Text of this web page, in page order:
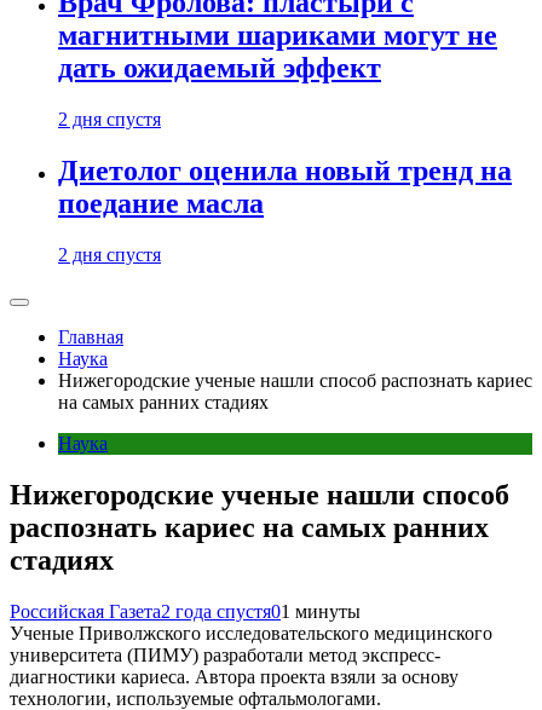
магнитными шариками могут не
дать ожидаемый эффект
2 дня спустя
Диетолог оценила новый тренд на
поедание масла
2 дня спустя
Главная
Наука
Нижегородские ученые нашли способ распознать кариес
на самых ранних стадиях
Наука
Нижегородские ученые нашли способ
распознать кариес на самых ранних
стадиях
Российская Газета2 года спустя01 минуты
Ученые Приволжского исследовательского медицинского
университета (ПИМУ) разработали метод экспресс-
диагностики кариеса. Автора проекта взяли за основу
технологии, используемые офтальмологами.